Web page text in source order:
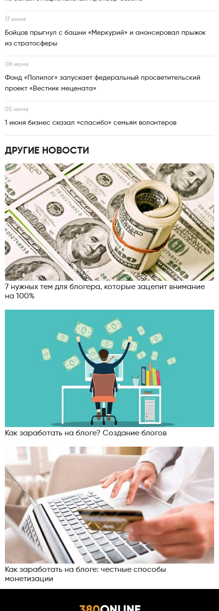
17 июня
Бойцов прыгнул с башни «Меркурий» и анонсировал прыжок
из стратосферы
08 июня
Фонд «Полилог» запускает федеральный просветительский
проект «Вестник мецената»
05 июня
1 июня бизнес сказал «спасибо» семьям волонтеров
ДРУГИЕ НОВОСТИ
7 нужных тем для блогера, которые зацепит внимание
на 100%
Как заработать на блоге? Создание блогов
Как заработать на блоге: честные способы
монетизации